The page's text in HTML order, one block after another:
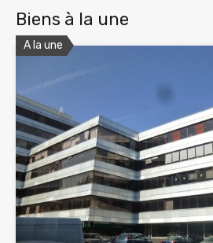
Biens à la une
A la une